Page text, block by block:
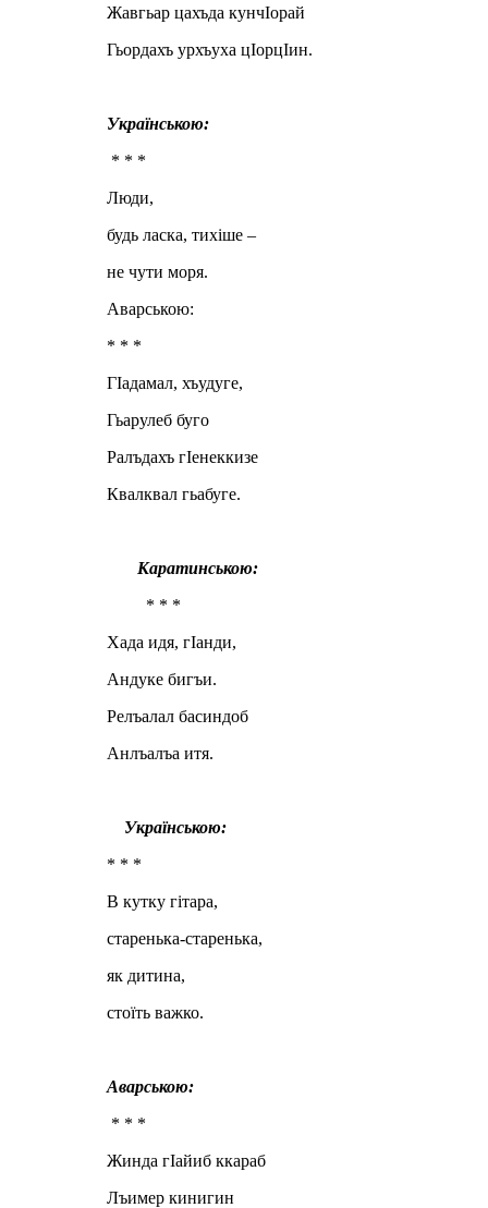
Жавгьар цахъда кунчIорай
Гьордахъ урхъуха цIорцIин.
Українською:
* * *
Люди,
будь ласка, тихіше –
не чути моря.
Аварською:
* * *
ГIадамал, хъудуге,
Гьарулеб буго
Ралъдахъ гIенеккизе
Квалквал гьабуге.
Каратинською:
* * *
Хада идя, гIанди,
Андуке бигъи.
Релъалал басиндоб
Анлъалъа итя.
Українською:
* * *
В кутку гітара,
старенька-старенька,
як дитина,
стоїть важко.
Аварською:
* * *
Жинда гIайиб ккараб
Лъимер кинигин